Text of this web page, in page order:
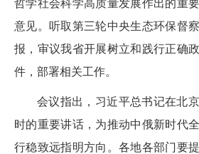
哲学社会科学高质量发展作出的重
意见。听取第三轮中央生态环保督
报，审议我省开展树立和践行正确
件，部署相关工作。
会议指出，习近平总书记在北
时的重要讲话，为推动中俄新时代
行稳致远指明方向。各地各部门要